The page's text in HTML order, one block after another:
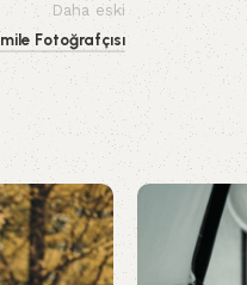
Daha eski
Fotoğrafçısı